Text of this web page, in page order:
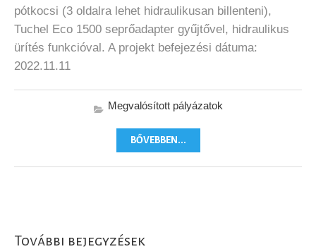
pótkocsi (3 oldalra lehet hidraulikusan billenteni),
Tuchel Eco 1500 seprőadapter gyűjtővel, hidraulikus
ürítés funkcióval. A projekt befejezési dátuma:
2022.11.11
Megvalósított pályázatok
BŐVEBBEN...
További bejegyzések